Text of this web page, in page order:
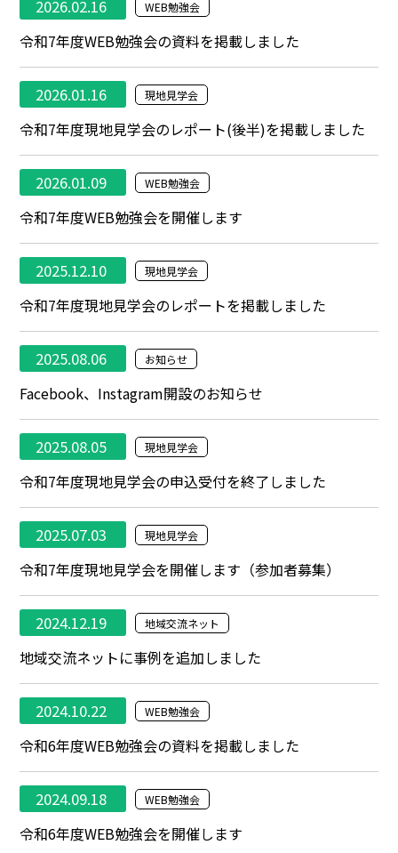
2026.02.16 WEB勉強会
令和7年度WEB勉強会の資料を掲載しました
2026.01.16 現地見学会
令和7年度現地見学会のレポート(後半)を掲載しました
2026.01.09 WEB勉強会
令和7年度WEB勉強会を開催します
2025.12.10 現地見学会
令和7年度現地見学会のレポートを掲載しました
2025.08.06 お知らせ
Facebook、Instagram開設のお知らせ
2025.08.05 現地見学会
令和7年度現地見学会の申込受付を終了しました
2025.07.03 現地見学会
令和7年度現地見学会を開催します（参加者募集）
2024.12.19 地域交流ネット
地域交流ネットに事例を追加しました
2024.10.22 WEB勉強会
令和6年度WEB勉強会の資料を掲載しました
2024.09.18 WEB勉強会
令和6年度WEB勉強会を開催します